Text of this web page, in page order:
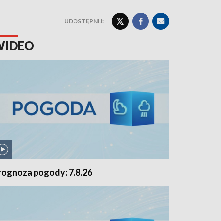
UDOSTĘPNIJ:
pogody: 7.8.26